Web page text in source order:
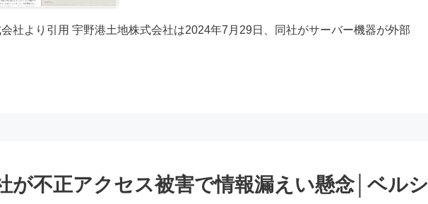
社より引用 宇野港土地株式会社は2024年7月29日、同社がサーバー機器が外部
が不正アクセス被害で情報漏えい懸念│ベルシ